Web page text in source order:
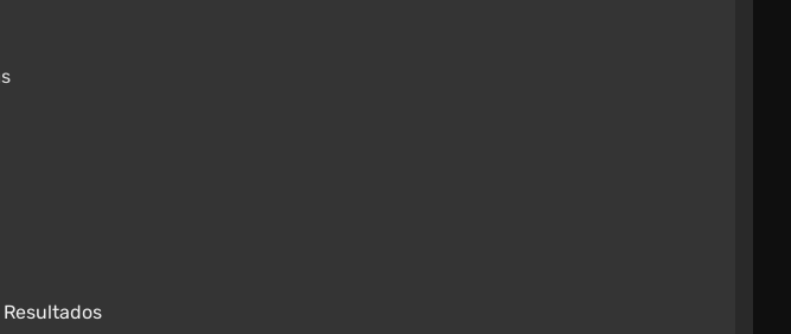
Resultados